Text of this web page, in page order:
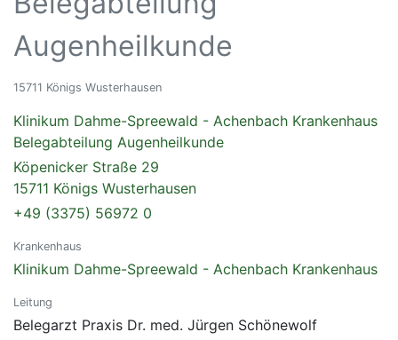
Augenheilkunde
15711 Königs Wusterhausen
Klinikum Dahme-Spreewald - Achenbach Krankenhaus
Belegabteilung Augenheilkunde
Köpenicker Straße 29
15711 Königs Wusterhausen
+49 (3375) 56972 0
Krankenhaus
Klinikum Dahme-Spreewald - Achenbach Krankenhaus
Leitung
Belegarzt Praxis Dr. med. Jürgen Schönewolf